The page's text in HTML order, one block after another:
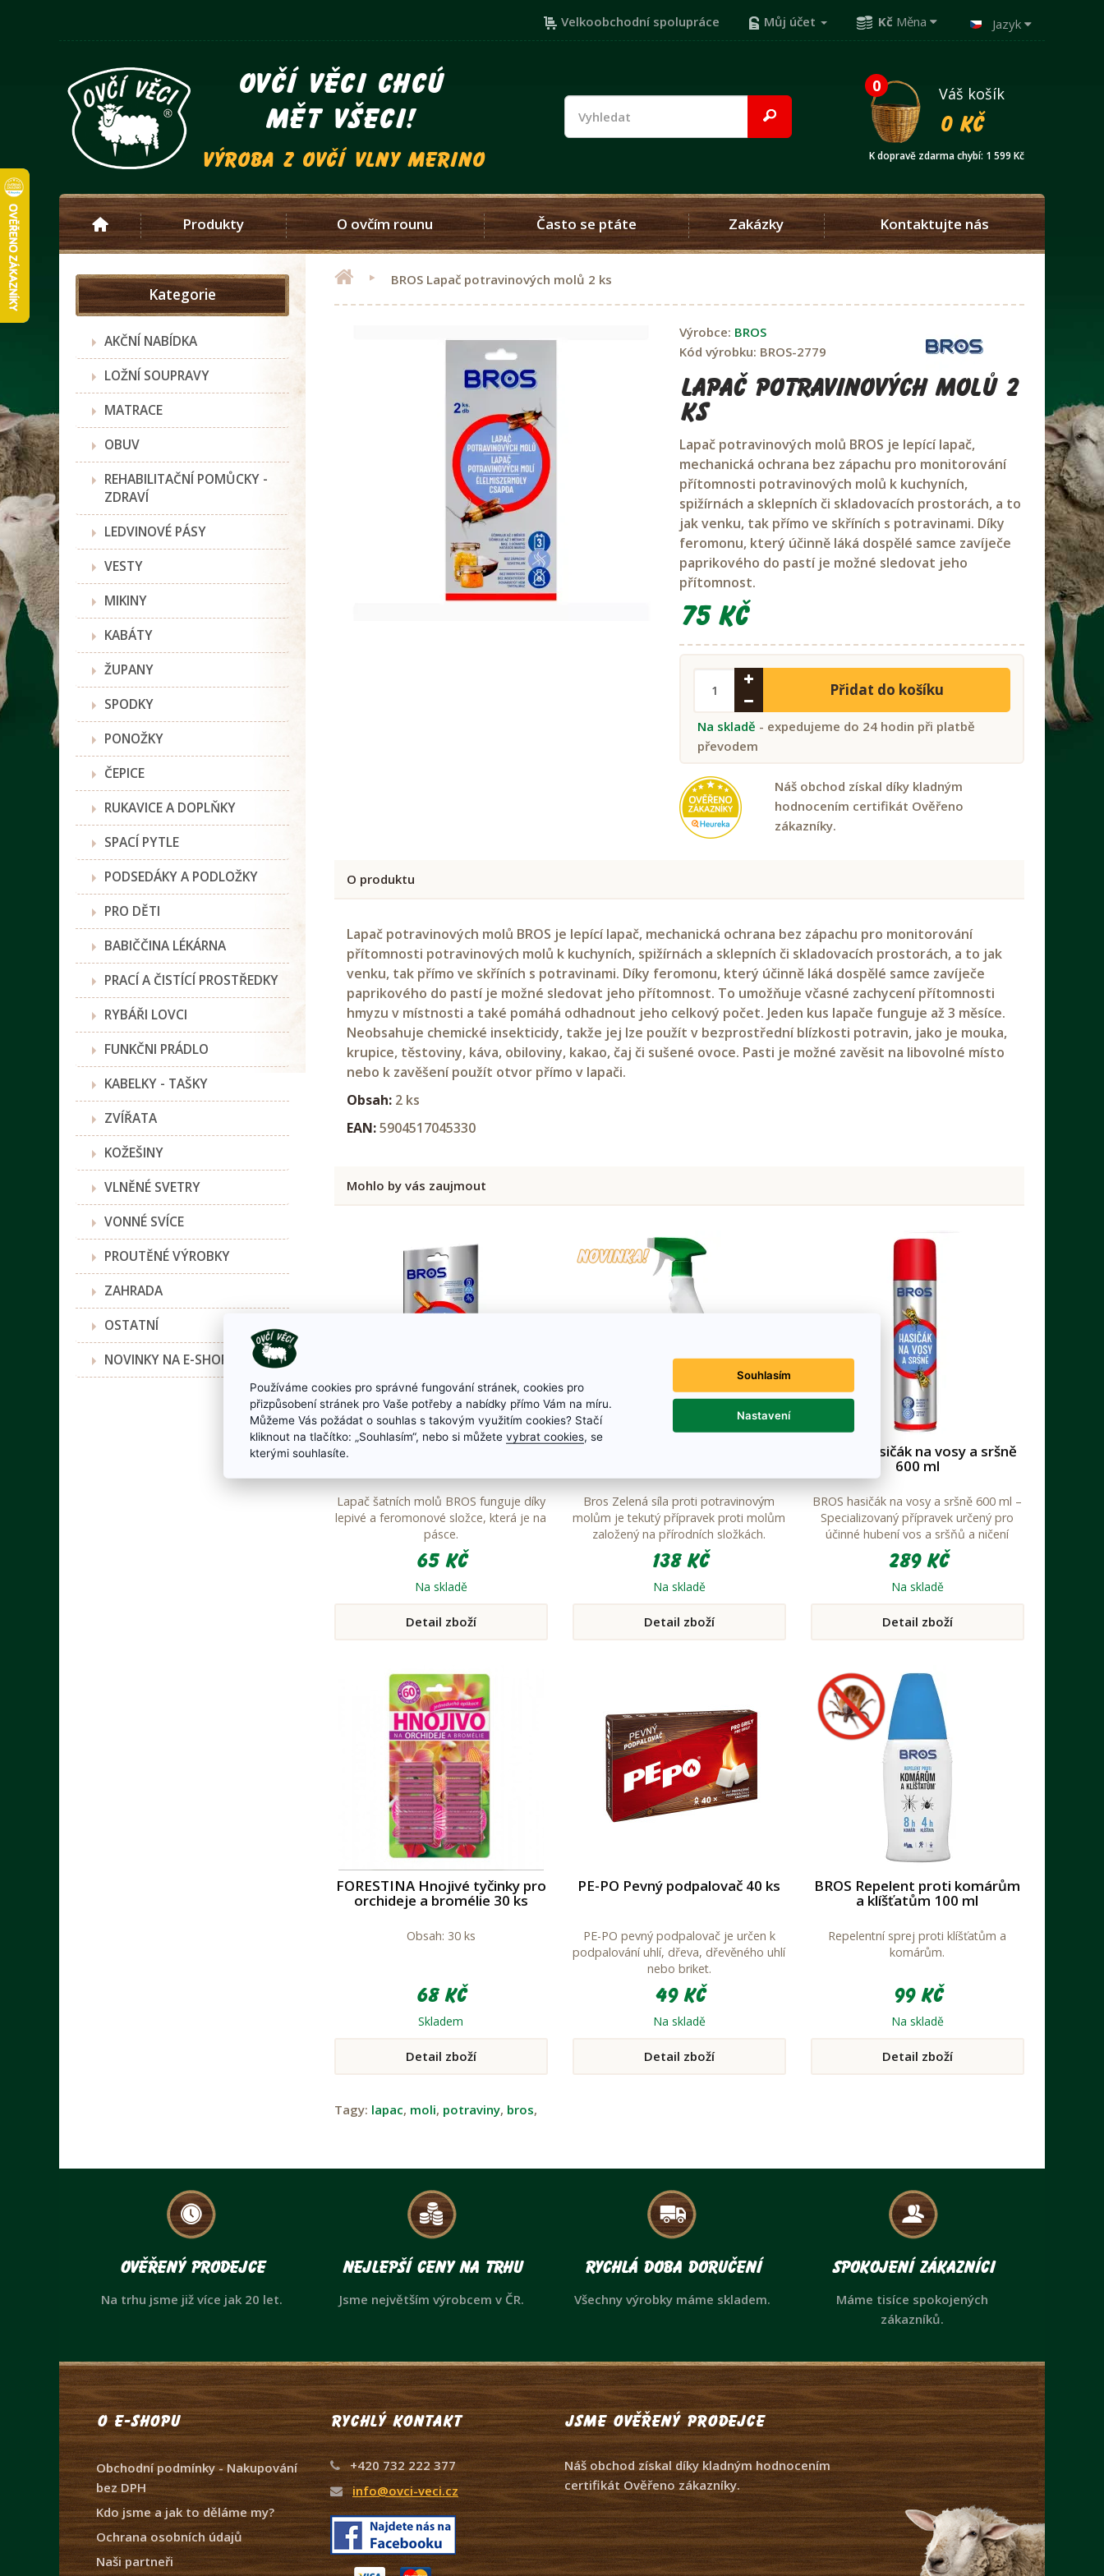
Velkoobchodní spolupráce Můj účet Kč Měna Jazyk
ovčí věci chcú
mět všeci!
výroba z ovčí vlny merino
0
Váš košík
0 Kč
K dopravě zdarma chybí: 1 599 Kč
Produkty O ovčím rounu Často se ptáte Zakázky Kontaktujte nás
Kategorie
AKČNÍ NABÍDKA
LOŽNÍ SOUPRAVY
MATRACE
OBUV
REHABILITAČNÍ POMŮCKY -
ZDRAVÍ
LEDVINOVÉ PÁSY
VESTY
MIKINY
KABÁTY
ŽUPANY
SPODKY
PONOŽKY
ČEPICE
RUKAVICE A DOPLŇKY
SPACÍ PYTLE
PODSEDÁKY A PODLOŽKY
PRO DĚTI
BABIČČINA LÉKÁRNA
PRACÍ A ČISTÍCÍ PROSTŘEDKY
RYBÁŘI LOVCI
FUNKČNI PRÁDLO
KABELKY - TAŠKY
ZVÍŘATA
KOŽEŠINY
VLNĚNÉ SVETRY
VONNÉ SVÍCE
PROUTĚNÉ VÝROBKY
ZAHRADA
OSTATNÍ
NOVINKY NA E-SHOPU
BROS Lapač potravinových molů 2 ks
Výrobce: BROS
Kód výrobku: BROS-2779
Lapač potravinových molů 2
ks
Lapač potravinových molů BROS je lepící lapač,
mechanická ochrana bez zápachu pro monitorování
přítomnosti potravinových molů k kuchyních,
spižírnách a sklepních či skladovacích prostorách, a to
jak venku, tak přímo ve skříních s potravinami. Díky
feromonu, který účinně láká dospělé samce zavíječe
paprikového do pastí je možné sledovat jeho
přítomnost.
75 Kč
Přidat do košíku
Na skladě - expedujeme do 24 hodin při platbě
převodem
Náš obchod získal díky kladným
hodnocením certifikát Ověřeno
zákazníky.
O produktu
Lapač potravinových molů BROS je lepící lapač, mechanická ochrana bez zápachu pro monitorování
přítomnosti potravinových molů k kuchyních, spižírnách a sklepních či skladovacích prostorách, a to jak
venku, tak přímo ve skříních s potravinami. Díky feromonu, který účinně láká dospělé samce zavíječe
paprikového do pastí je možné sledovat jeho přítomnost. To umožňuje včasné zachycení přítomnosti
hmyzu v místnosti a také pomáhá odhadnout jeho celkový počet. Jeden kus lapače funguje až 3 měsíce.
Neobsahuje chemické insekticidy, takže jej lze použít v bezprostřední blízkosti potravin, jako je mouka,
krupice, těstoviny, káva, obiloviny, kakao, čaj či sušené ovoce. Pasti je možné zavěsit na libovolné místo
nebo k zavěšení použít otvor přímo v lapači.
Obsah: 2 ks
EAN:5904517045330
Mohlo by vás zaujmout
BROS Lapač šatních molů 1 ks
Lapač šatních molů BROS funguje díky
lepivé a feromonové složce, která je na
pásce.
65 Kč
Na skladě
Detail zboží
Bros Zelená síla proti potravinovým
molům je tekutý přípravek proti molům
založený na přírodních složkách.
138 Kč
Na skladě
Detail zboží
BROS Hasičák na vosy a sršně
600 ml
BROS hasičák na vosy a sršně 600 ml –
Specializovaný přípravek určený pro
účinné hubení vos a sršňů a ničení
jejich hnízd. Tento kontaktní insekticid
je připraven k okamžitému použití, což
z něj činí ideální volbu pro rychlé a
efektivní řešení problémů s těmito
nebezpečnými škůdci.
289 Kč
Na skladě
Detail zboží
FORESTINA Hnojivé tyčinky pro
orchideje a bromélie 30 ks
Obsah: 30 ks
68 Kč
Skladem
Detail zboží
PE-PO Pevný podpalovač 40 ks
PE-PO pevný podpalovač je určen k
podpalování uhlí, dřeva, dřevěného uhlí
nebo briket.
49 Kč
Na skladě
Detail zboží
BROS Repelent proti komárům
a klíšťatům 100 ml
Repelentní sprej proti klíšťatům a
komárům.
99 Kč
Na skladě
Detail zboží
Tagy: lapac, moli, potraviny, bros,
Ověřený prodejce
Na trhu jsme již více jak 20 let.
Nejlepší ceny na trhu
Jsme největším výrobcem v ČR.
Rychlá doba doručení
Všechny výrobky máme skladem.
Spokojení zákazníci
Máme tisíce spokojených
zákazníků.
O e-shopu
Obchodní podmínky - Nakupování
bez DPH
Kdo jsme a jak to děláme my?
Ochrana osobních údajů
Naši partneři
Rychlý kontakt
+420 732 222 377
info@ovci-veci.cz
Jsme ověřený prodejce
Náš obchod získal díky kladným hodnocením
certifikát Ověřeno zákazníky.
Používáme cookies pro správné fungování stránek, cookies pro
přizpůsobení stránek pro Vaše potřeby a nabídky přímo Vám na míru.
Můžeme Vás požádat o souhlas s takovým využitím cookies? Stačí
kliknout na tlačítko: „Souhlasím“, nebo si můžete vybrat cookies, se
kterými souhlasíte.
Souhlasím
Nastavení